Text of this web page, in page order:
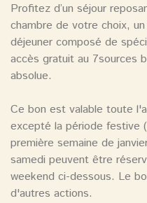
Profitez d’un séjour
chambre de votre choix,
déjeuner composé de
accès gratuit au 7sources
absolue.
Ce bon est valable toute
excepté la période festive
première semaine de
samedi peuvent être
weekend ci-dessous. Le
d'autres actions.